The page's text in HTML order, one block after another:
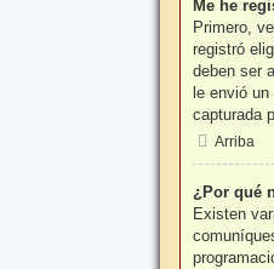
Me he
Primero,
registró
deben ser
le envió un
capturada
Arriba
¿Por qué
Existen